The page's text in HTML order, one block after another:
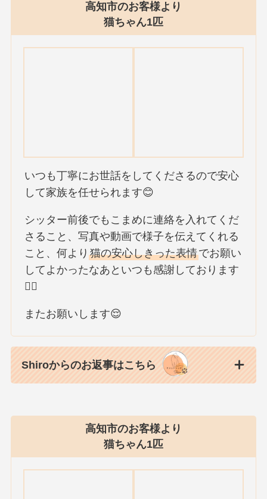
高知市のお客様より
猫ちゃん1匹
いつも丁寧にお世話をしてくださるので安心
して家族を任せられます😊
シッター前後でもこまめに連絡を入れてくだ
さること、写真や動画で様子を伝えてくれる
こと、何より猫の安心しきった表情でお願い
してよかったなあといつも感謝しております
🙇‍♀️
またお願いします😌
Shiroからのお返事はこちら
高知市のお客様より
猫ちゃん1匹